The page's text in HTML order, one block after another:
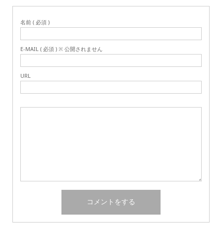
名前 ( 必須 )
E-MAIL ( 必須 ) ※ 公開されません
URL